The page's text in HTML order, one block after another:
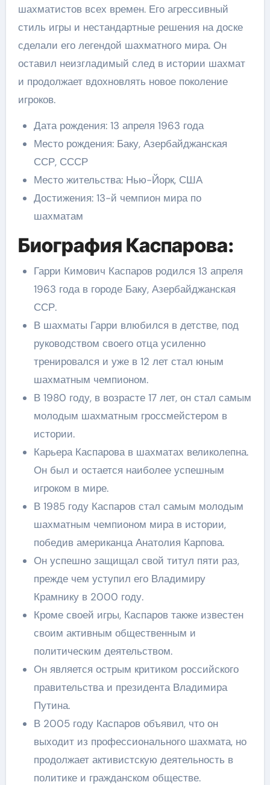
шахматистов всех времен. Его агрессивный
стиль игры и нестандартные решения на доске
сделали его легендой шахматного мира. Он
оставил неизгладимый след в истории шахмат
и продолжает вдохновлять новое поколение
игроков.
Дата рождения: 13 апреля 1963 года
Место рождения: Баку, Азербайджанская
ССР, СССР
Место жительства: Нью-Йорк, США
Достижения: 13-й чемпион мира по
шахматам
Биография Каспарова:
Гарри Кимович Каспаров родился 13 апреля
1963 года в городе Баку, Азербайджанская
ССР.
В шахматы Гарри влюбился в детстве, под
руководством своего отца усиленно
тренировался и уже в 12 лет стал юным
шахматным чемпионом.
В 1980 году, в возрасте 17 лет, он стал самым
молодым шахматным гроссмейстером в
истории.
Карьера Каспарова в шахматах великолепна.
Он был и остается наиболее успешным
игроком в мире.
В 1985 году Каспаров стал самым молодым
шахматным чемпионом мира в истории,
победив американца Анатолия Карпова.
Он успешно защищал свой титул пяти раз,
прежде чем уступил его Владимиру
Крамнику в 2000 году.
Кроме своей игры, Каспаров также известен
своим активным общественным и
политическим деятельством.
Он является острым критиком российского
правительства и президента Владимира
Путина.
В 2005 году Каспаров объявил, что он
выходит из профессионального шахмата, но
продолжает активистскую деятельность в
политике и гражданском обществе.